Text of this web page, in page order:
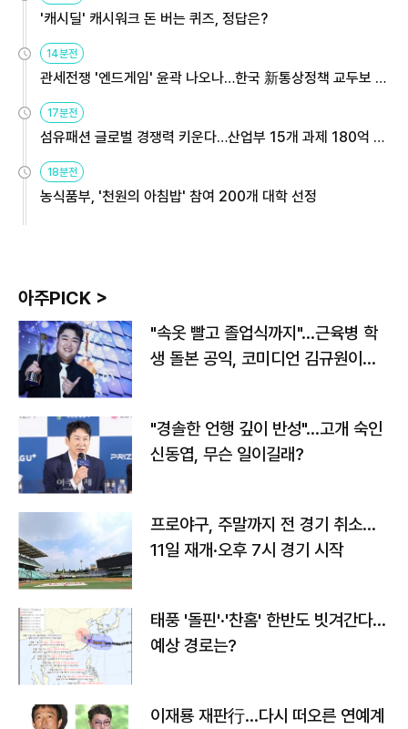
'캐시딜' 캐시워크 돈 버는 퀴즈, 정답은?
14분전
관세전쟁 '엔드게임' 윤곽 나오나…한국 新통상정책 교두보 활
17분전
섬유패션 글로벌 경쟁력 키운다…산업부 15개 과제 180억 지
18분전
농식품부, '천원의 아침밥' 참여 200개 대학 선정
아주PICK >
"속옷 빨고 졸업식까지"…근육병 학
생 돌본 공익, 코미디언 김규원이었
"경솔한 언행 깊이 반성"…고개 숙인
신동엽, 무슨 일이길래?
프로야구, 주말까지 전 경기 취소…
11일 재개·오후 7시 경기 시작
태풍 '돌핀'·'찬홈' 한반도 빗겨간다…
예상 경로는?
이재룡 재판行…다시 떠오른 연예계